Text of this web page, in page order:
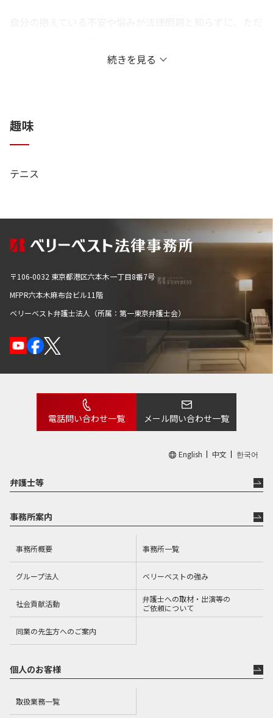
らっしゃるのではないでしょうか。
私たちは、お客様が抱える不安や悩みの原因となる「法律
い。」をモットーに、法律問題を解決するプロが集結して
「弁護士」と聞くと、なんだか偉そう、見透かされたり怒
られたりするかもしれない、話しづらそう…といったイメ
ージをお持ちの方もいらっしゃるかもしれません。
ですが、当事務所には、お客様が抱える問題に対し、
「Very best ＝ 一生懸命」に向き合い、「Very best ＝ 精
一杯」のサービスを提供し、お客様の「Very best ＝ 最高
の」パートナーでありたい、そんな願いをもった弁護士が
所属しています。
私もまた、このような願いをもった弁護士の一人です。
私は、これまで沢山の人に支えられ、励まされ、迷惑をか
そんな自分の無力さに呆れ、いつか与えられてきた優しさ
を、自分のできる方法で社会に還元したいと思い、弁護士
になりました。このように苦労してきた人間だからこそ、
困っている人に寄り添うことができるものと自負しており
ます。
ですので、勇気を出してご連絡くださったご相談者様に
は、親身になってお話を聞くことを第一に、お客様が本当
に望むものが何なのかを最大限に考え、Very bestな解決
を目指して、弁護士活動に努めてまいります。
仕事をする上で心がけていること
続きを見る
趣味
テニス
〒106-0032 東京都港区六本木一丁目8番7号
MFPR六本木麻布台ビル11階
ベリーベスト弁護士法人（所属：第一東京弁護士会）
電話問い合わせ一覧 メール問い合わせ一覧
English 中文 한국어
弁護士等
事務所案内
事務所概要 事務所一覧
グループ法人 ベリーベストの強み
社会貢献活動
弁護士への取材・出演等の
ご依頼について
同業の先生方へのご案内
個人のお客様
取扱業務一覧